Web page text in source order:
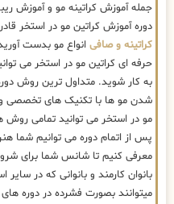
جمله آموزش کراتینه مو و آموزش
دوره آموزش کراتین مو در استخر
کراتینه و صافی انواع مو بدست
حرفه ای کراتین مو در استخر می
به کار شوید. متداول ترین روش
شدن مو ها با تکنیک های تخصصی و
مو در استخر می توانید تمامی روش
پس از اتمام دوره می توانیم شما
معرفی کنیم تا شانس شما برای
بانوان کارمند و بانوانی که در
میتوانند بصورت فشرده در دوره